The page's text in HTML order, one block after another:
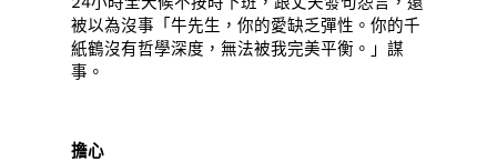
被以為沒事「牛先生，你的愛缺乏彈性。你的千
紙鶴沒有哲學深度，無法被我完美平衡。」謀
事。
擔心